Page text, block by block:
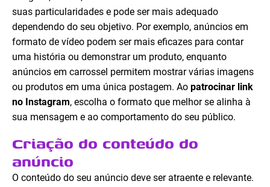
suas particularidades e pode ser mais adequado
dependendo do seu objetivo. Por exemplo, anúncios em
formato de vídeo podem ser mais eficazes para contar
uma história ou demonstrar um produto, enquanto
anúncios em carrossel permitem mostrar várias imagens
ou produtos em uma única postagem. Ao patrocinar link
no Instagram, escolha o formato que melhor se alinha à
sua mensagem e ao comportamento do seu público.
Criação do conteúdo do
anúncio
O conteúdo do seu anúncio deve ser atraente e relevante.